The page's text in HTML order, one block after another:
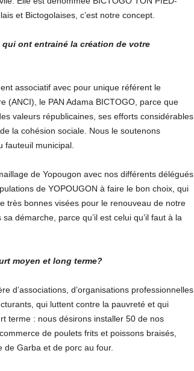
et Bictogolaises, c’est notre concept.
ont entrainé la création de votre
associatif avec pour unique référent le
(ANCI), le PAN Adama BICTOGO, parce que
valeurs républicaines, ses efforts considérables
la cohésion sociale. Nous le soutenons
fauteuil municipal.
de Yopougon avec nos différents délégués
de YOPOUGON à faire le bon choix, qui
très bonnes visées pour le renouveau de notre
démarche, parce qu’il est celui qu’il faut à la
moyen et long terme?
d’associations, d’organisations professionnelles
qui luttent contre la pauvreté et qui
terme : nous désirons installer 50 de nos
de poulets frits et poissons braisés,
Garba et de porc au four.